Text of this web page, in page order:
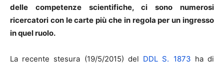
delle competenze scientifiche, ci sono numerosi
ricercatori con le carte più che in regola per un ingresso
in quel ruolo.
La recente stesura (19/5/2015) del DDL S. 1873 ha di